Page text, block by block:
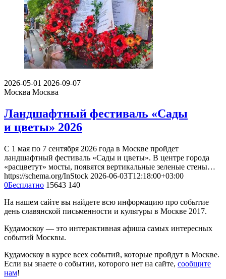
2026-05-01 2026-09-07
Москва Москва
Ландшафтный фестиваль «Сады
и цветы» 2026
С 1 мая по 7 сентября 2026 года в Москве пройдет
ландшафтный фестиваль «Сады и цветы». В центре города
«расцветут» мосты, появятся вертикальные зеленые стены…
https://schema.org/InStock 2026-06-03T12:18:00+03:00
0Бесплатно 15643 140
На нашем сайте вы найдете всю информацию про событие
день славянской письменности и культуры в Москве 2017.
Кудамоскоу — это интерактивная афиша самых интересных
событий Москвы.
Кудамоскоу в курсе всех событий, которые пройдут в Москве.
Если вы знаете о событии, которого нет на сайте, сообщите
нам!